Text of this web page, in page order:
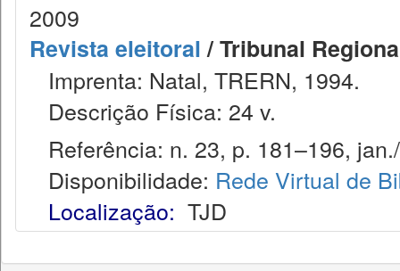
2009
Revista eleitoral/ Tribunal
Imprenta: Natal, TRERN, 1994.
Descrição Física: 24 v.
Referência: n. 23, p. 181–196,
Disponibilidade: Rede Virtual de
Localização: TJD